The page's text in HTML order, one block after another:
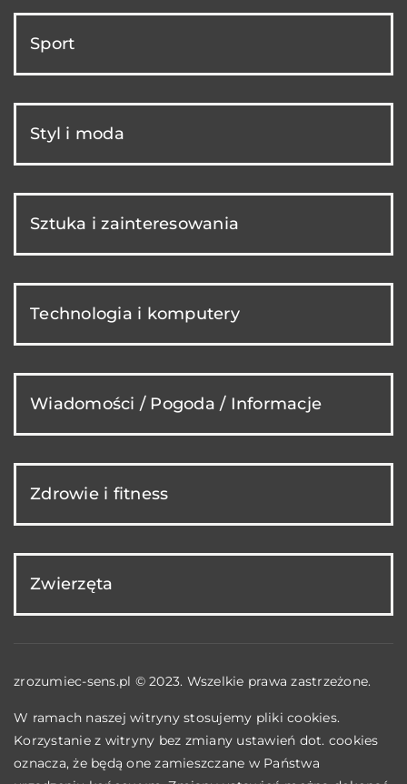
Sport
Styl i moda
Sztuka i zainteresowania
Technologia i komputery
Wiadomości / Pogoda / Informacje
Zdrowie i fitness
Zwierzęta
zrozumiec-sens.pl © 2023. Wszelkie prawa zastrzeżone.
W ramach naszej witryny stosujemy pliki cookies.
Korzystanie z witryny bez zmiany ustawień dot. cookies
oznacza, że będą one zamieszczane w Państwa